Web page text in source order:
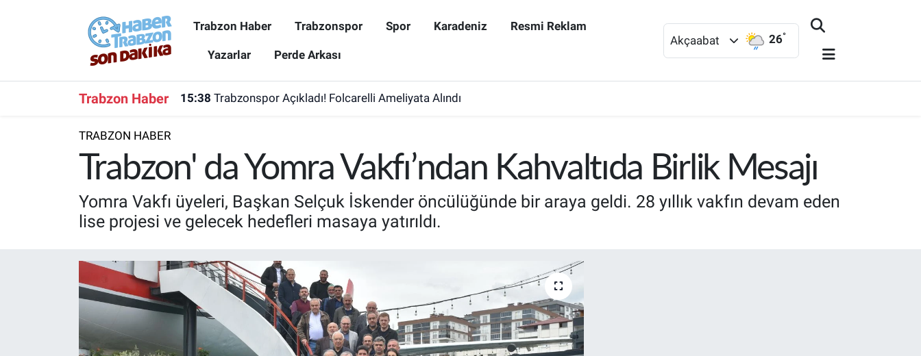
Trabzon Haber Trabzonspor Spor Karadeniz Resmi Reklam
Yazarlar Perde Arkası
Akçaabat 26°
Trabzon Haber 15:38 Trabzonspor Açıkladı! Folcarelli Ameliyata Alındı
TRABZON HABER
Trabzon' da Yomra Vakfı’ndan Kahvaltıda Birlik Mesajı
Yomra Vakfı üyeleri, Başkan Selçuk İskender öncülüğünde bir araya geldi. 28 yıllık vakfın devam eden
lise projesi ve gelecek hedefleri masaya yatırıldı.
Trabzon Haber
Karadeniz
Resmi Reklam
Yazarlar
Perde Arkası
Trabzon Nöbetçi Eczaneler
Trabzon Trafik Yoğunluk Haritası
Süper Lig Puan Durumu ve Fikstür
Tüm Manşetler
Son Dakika Haberleri
Haber Arşivi